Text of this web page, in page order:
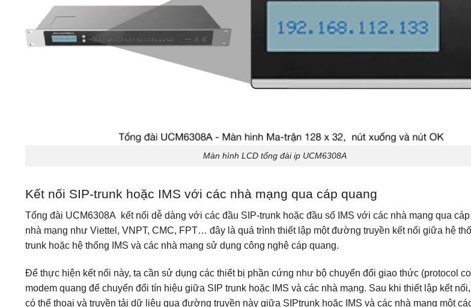
Màn hình LCD tổng đài ip UCM6308A
Kết nối SIP-trunk hoặc IMS với các nhà mạng qua cáp quang
Tổng đài UCM6308A kết nối dễ dàng với các đầu SIP-trunk hoặc đầu số IMS với các nhà mạng qua
nhà mạng như Viettel, VNPT, CMC, FPT… đây là quá trình thiết lập một đường truyền kết nối giữa hệ
trunk hoặc hệ thống IMS và các nhà mạng sử dụng công nghệ cáp quang.
Để thực hiện kết nối này, ta cần sử dụng các thiết bị phần cứng như bộ chuyển đổi giao thức (protocol
modem quang để chuyển đổi tín hiệu giữa SIP trunk hoặc IMS và các nhà mạng. Sau khi thiết lập kết
có thể thoại và truyền tải dữ liệu qua đường truyền này giữa SIPtrunk hoặc IMS và các nhà mạng một